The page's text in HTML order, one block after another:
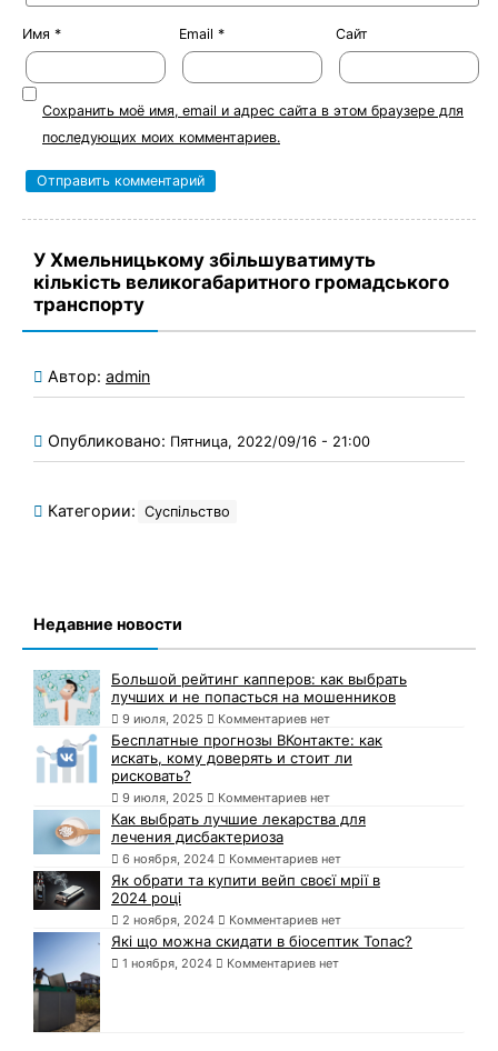
Имя * Email * Сайт
Сохранить моё имя, email и адрес сайта в этом браузере для
последующих моих комментариев.
У Хмельницькому збільшуватимуть
кількість великогабаритного громадського
транспорту
Автор: admin
Опубликовано: Пятница, 2022/09/16 - 21:00
Категории: Суспільство
Недавние новости
Большой рейтинг капперов: как выбрать
лучших и не попасться на мошенников
9 июля, 2025 Комментариев нет
Бесплатные прогнозы ВКонтакте: как
искать, кому доверять и стоит ли
рисковать?
9 июля, 2025 Комментариев нет
Как выбрать лучшие лекарства для
лечения дисбактериоза
6 ноября, 2024 Комментариев нет
Як обрати та купити вейп своєї мрії в
2024 році
2 ноября, 2024 Комментариев нет
Які що можна скидати в біосептик Топас?
1 ноября, 2024 Комментариев нет